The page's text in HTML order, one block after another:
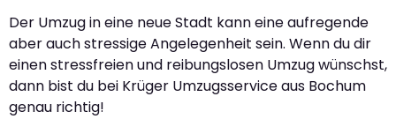
Der Umzug in eine neue Stadt kann eine aufregende
aber auch stressige Angelegenheit sein. Wenn du dir
einen stressfreien und reibungslosen Umzug wünschst,
dann bist du bei Krüger Umzugsservice aus Bochum
genau richtig!